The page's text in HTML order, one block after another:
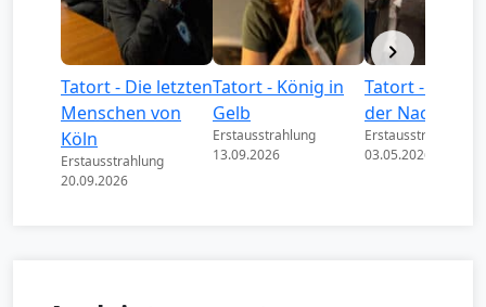
Tatort - Die letzten
Menschen von
Köln
Erstausstrahlung
20.09.2026
Tatort - König in
Gelb
Erstausstrahlung
13.09.2026
Tatort - Könige
der Nacht
Erstausstrahlung
03.05.2026